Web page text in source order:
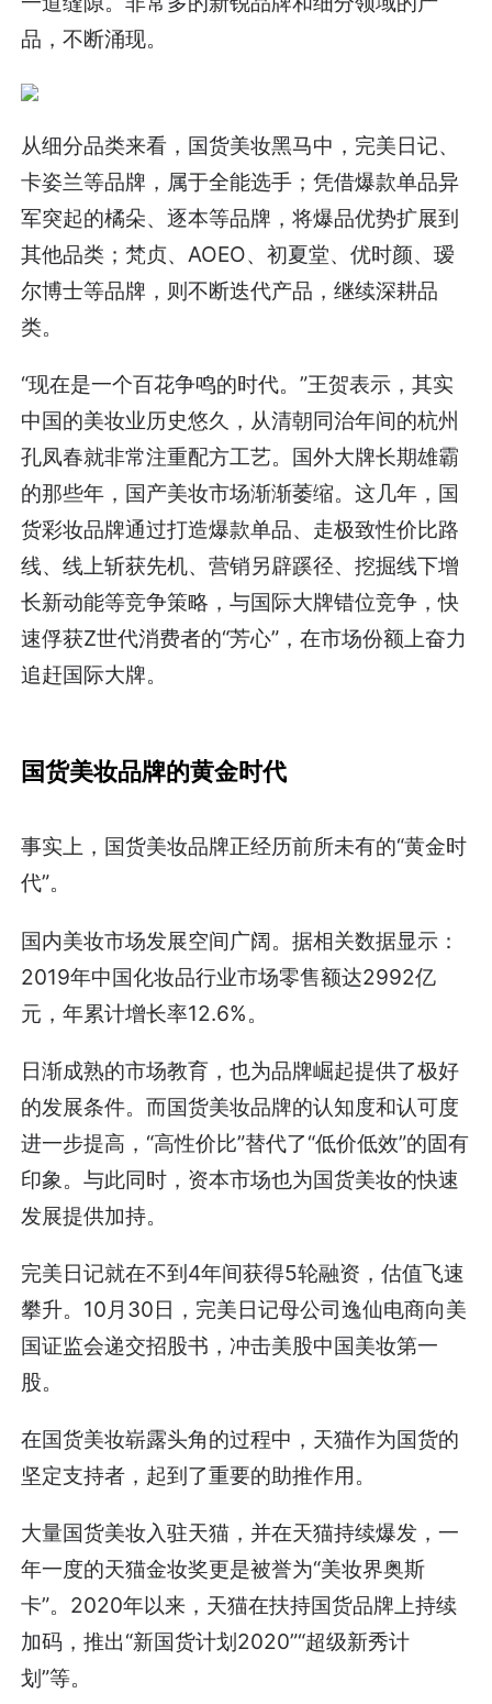
品，不断涌现。
从细分品类来看，国货美妆黑马中，完美日记、
卡姿兰等品牌，属于全能选手；凭借爆款单品异
军突起的橘朵、逐本等品牌，将爆品优势扩展到
其他品类；梵贞、AOEO、初夏堂、优时颜、瑷
尔博士等品牌，则不断迭代产品，继续深耕品
类。
“现在是一个百花争鸣的时代。”王贺表示，其实
中国的美妆业历史悠久，从清朝同治年间的杭州
孔凤春就非常注重配方工艺。国外大牌长期雄霸
的那些年，国产美妆市场渐渐萎缩。这几年，国
货彩妆品牌通过打造爆款单品、走极致性价比路
线、线上斩获先机、营销另辟蹊径、挖掘线下增
长新动能等竞争策略，与国际大牌错位竞争，快
速俘获Z世代消费者的“芳心”，在市场份额上奋力
追赶国际大牌。
国货美妆品牌的黄金时代
事实上，国货美妆品牌正经历前所未有的“黄金时
代”。
国内美妆市场发展空间广阔。据相关数据显示：
2019年中国化妆品行业市场零售额达2992亿
元，年累计增长率12.6%。
日渐成熟的市场教育，也为品牌崛起提供了极好
的发展条件。而国货美妆品牌的认知度和认可度
进一步提高，“高性价比”替代了“低价低效”的固有
印象。与此同时，资本市场也为国货美妆的快速
发展提供加持。
完美日记就在不到4年间获得5轮融资，估值飞速
攀升。10月30日，完美日记母公司逸仙电商向美
国证监会递交招股书，冲击美股中国美妆第一
股。
在国货美妆崭露头角的过程中，天猫作为国货的
坚定支持者，起到了重要的助推作用。
大量国货美妆入驻天猫，并在天猫持续爆发，一
年一度的天猫金妆奖更是被誉为“美妆界奥斯
卡”。2020年以来，天猫在扶持国货品牌上持续
加码，推出“新国货计划2020”“超级新秀计
划”等。